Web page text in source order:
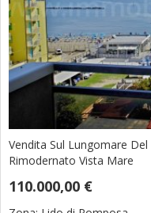
Vendita Sul Lungomare
Rimodernato Vista Mare
110.000,00 €